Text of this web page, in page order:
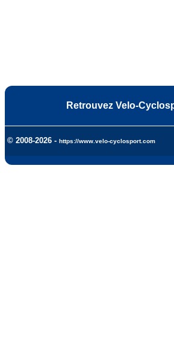
Retrouvez Velo-
© 2008-2026 - https://www.velo-cyclosport.com